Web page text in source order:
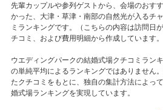
先輩カップルや参列ゲストから、会場のおす
かった、大津・草津・南部の自然光が入るチ
ミランキングです。（こちらの内容は訪問日
チコミ、および費用明細から作成しています。
ウエディングパークの結婚式場クチコミラン
の単純平均によるランキングではありません
たクチコミをもとに、独自の集計方法によっ
婚式場ランキングを実現しています。